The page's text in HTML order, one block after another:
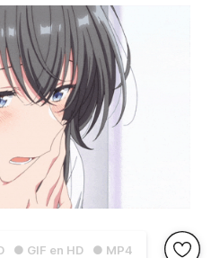
● GIF en HD ● MP4